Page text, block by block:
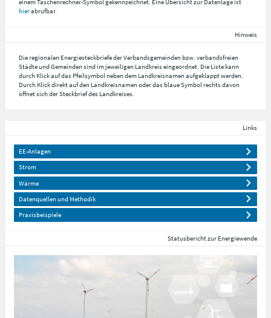
einem Taschenrechner-Symbol gekennzeichnet. Eine Übersicht zur Datenlage ist
hierabrufbar.
Hinweis
Die regionalen Energiesteckbriefe der Verbandsgemeinden bzw. verbandsfreien
Städte und Gemeinden sind im jeweiligen Landkreis eingeordnet. Die Liste kann
durch Klick auf das Pfeilsymbol neben dem Landkreisnamen aufgeklappt werden.
Durch Klick direkt auf den Landkreisnamen oder das blaue Symbol rechts davon
öffnet sich der Steckbrief des Landkreises.
Links
EE-Anlagen
Strom
Wärme
Datenquellen und Methodik
Praxisbeispiele
Statusbericht zur Energiewende